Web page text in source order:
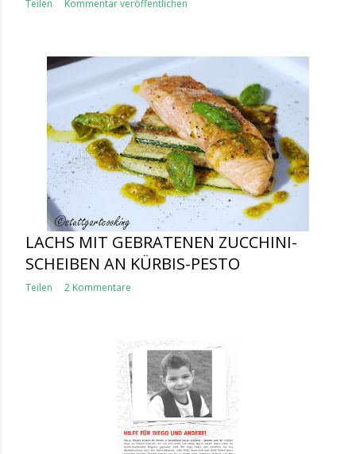
Teilen Kommentar veröffentlichen
LACHS MIT GEBRATENEN ZUCCHINI-
SCHEIBEN AN KÜRBIS-PESTO
Teilen 2 Kommentare